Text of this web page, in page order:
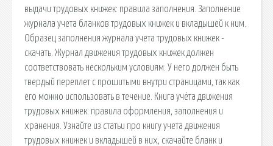
выдачи трудовых книжек: правила заполнения. Заполнение
журнала учета бланков трудовых книжек и вкладышей к ним.
Образец заполнения журнала учета трудовых книжек -
скачать. Журнал движения трудовых книжек должен
соответствовать нескольким условиям: У него должен быть
твердый переплет с прошитыми внутри страницами, так как
его можно использовать в течение. Книга учёта движения
трудовых книжек: правила оформления, заполнения и
хранения. Узнайте из статьи про книгу учета движения
трудовых книжек и вкладышей в них, скачайте бланк и